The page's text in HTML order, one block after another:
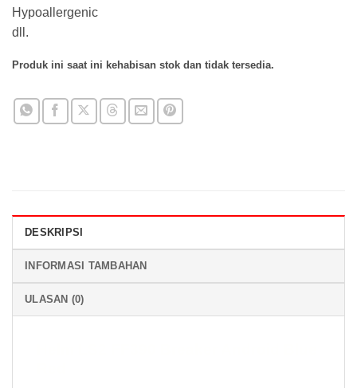
Hypoallergenic
dll.
Produk ini saat ini kehabisan stok dan tidak tersedia.
DESKRIPSI
INFORMASI TAMBAHAN
ULASAN (0)